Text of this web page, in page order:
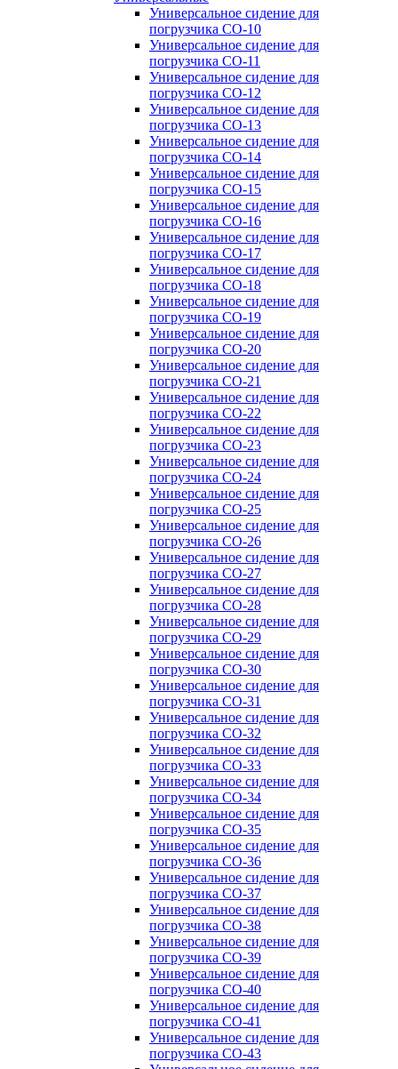
Универсальное сидение для
погрузчика CO-10
Универсальное сидение для
погрузчика CO-11
Универсальное сидение для
погрузчика CO-12
Универсальное сидение для
погрузчика CO-13
Универсальное сидение для
погрузчика CO-14
Универсальное сидение для
погрузчика CO-15
Универсальное сидение для
погрузчика CO-16
Универсальное сидение для
погрузчика CO-17
Универсальное сидение для
погрузчика CO-18
Универсальное сидение для
погрузчика CO-19
Универсальное сидение для
погрузчика CO-20
Универсальное сидение для
погрузчика CO-21
Универсальное сидение для
погрузчика CO-22
Универсальное сидение для
погрузчика CO-23
Универсальное сидение для
погрузчика CO-24
Универсальное сидение для
погрузчика CO-25
Универсальное сидение для
погрузчика CO-26
Универсальное сидение для
погрузчика CO-27
Универсальное сидение для
погрузчика CO-28
Универсальное сидение для
погрузчика CO-29
Универсальное сидение для
погрузчика CO-30
Универсальное сидение для
погрузчика CO-31
Универсальное сидение для
погрузчика CO-32
Универсальное сидение для
погрузчика CO-33
Универсальное сидение для
погрузчика CO-34
Универсальное сидение для
погрузчика CO-35
Универсальное сидение для
погрузчика CO-36
Универсальное сидение для
погрузчика CO-37
Универсальное сидение для
погрузчика CO-38
Универсальное сидение для
погрузчика CO-39
Универсальное сидение для
погрузчика CO-40
Универсальное сидение для
погрузчика CO-41
Универсальное сидение для
погрузчика CO-43